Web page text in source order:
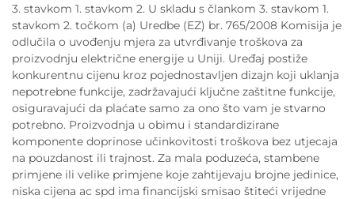
3. stavkom 1. stavkom 2. U skladu s člankom 3. stavkom 1.
stavkom 2. točkom (a) Uredbe (EZ) br. 765/2008 Komisija je
odlučila o uvođenju mjera za utvrđivanje troškova za
proizvodnju električne energije u Uniji. Uređaj postiže
konkurentnu cijenu kroz pojednostavljen dizajn koji uklanja
nepotrebne funkcije, zadržavajući ključne zaštitne funkcije,
osiguravajući da plaćate samo za ono što vam je stvarno
potrebno. Proizvodnja u obimu i standardizirane
komponente doprinose učinkovitosti troškova bez utjecaja
na pouzdanost ili trajnost. Za mala poduzeća, stambene
primjene ili velike primjene koje zahtijevaju brojne jedinice,
niska cijena ac spd ima financijski smisao štiteći vrijedne